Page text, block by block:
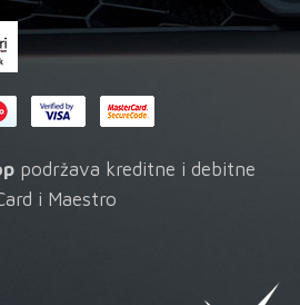
podržava kreditne i debitne
i Maestro